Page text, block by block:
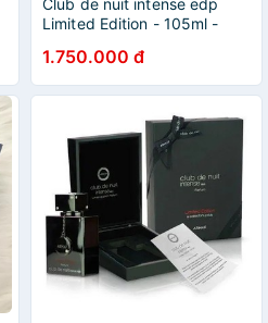
Club de nuit intense edp
Limited Edition - 105ml -
chính hãng - giá rẻ - giá sỉ
1.750.000 đ